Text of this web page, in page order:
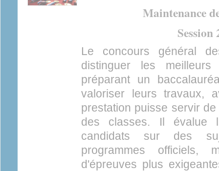
Maintenance
Session
Le concours général
distinguer les
préparant un
valoriser leurs travaux,
prestation puisse servir
des classes. Il évalue
candidats sur des
programmes
d'épreuves plus